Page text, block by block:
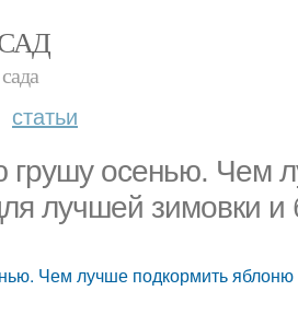
статьи
осенью. Чем
лучшей зимовки и
Чем лучше подкормить